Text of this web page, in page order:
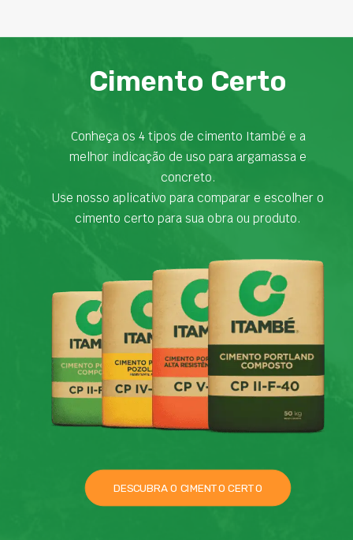
Cimento Certo
Conheça os 4 tipos de cimento Itambé e a
melhor indicação de uso para argamassa e
concreto.
Use nosso aplicativo para comparar e escolher o
cimento certo para sua obra ou produto.
DESCUBRA O CIMENTO CERTO